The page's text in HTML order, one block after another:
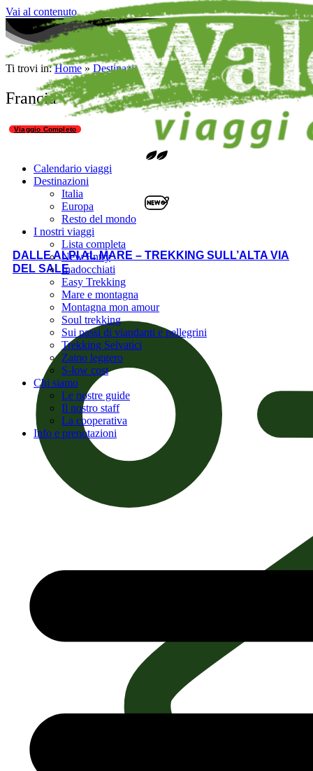
Vai al contenuto
Calendario viaggi
Destinazioni
Italia
Europa
Resto del mondo
I nostri viaggi
Lista completa
New Entry
Inadocchiati
Easy Trekking
Mare e montagna
Montagna mon amour
Soul trekking
Sui passi di viandanti e pellegrini
Trekking Selvatici
Zaino leggero
S-low cost
Chi siamo
Le nostre guide
Il nostro staff
La cooperativa
Info e prenotazioni
Ti trovi in:Home » Destinazione»Europa»Francia
Francia
Viaggio Completo
DALLE ALPI AL MARE – TREKKING SULL’ALTA VIA
DEL SALE